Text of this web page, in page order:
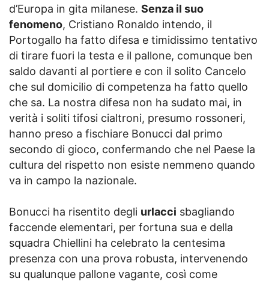
d’Europa in gita milanese. Senza il suo
fenomeno, Cristiano Ronaldo intendo, il
Portogallo ha fatto difesa e timidissimo tentativo
di tirare fuori la testa e il pallone, comunque ben
saldo davanti al portiere e con il solito Cancelo
che sul domicilio di competenza ha fatto quello
che sa. La nostra difesa non ha sudato mai, in
verità i soliti tifosi cialtroni, presumo rossoneri,
hanno preso a fischiare Bonucci dal primo
secondo di gioco, confermando che nel Paese la
cultura del rispetto non esiste nemmeno quando
va in campo la nazionale.
Bonucci ha risentito degli urlacci sbagliando
faccende elementari, per fortuna sua e della
squadra Chiellini ha celebrato la centesima
presenza con una prova robusta, intervenendo
su qualunque pallone vagante, così come